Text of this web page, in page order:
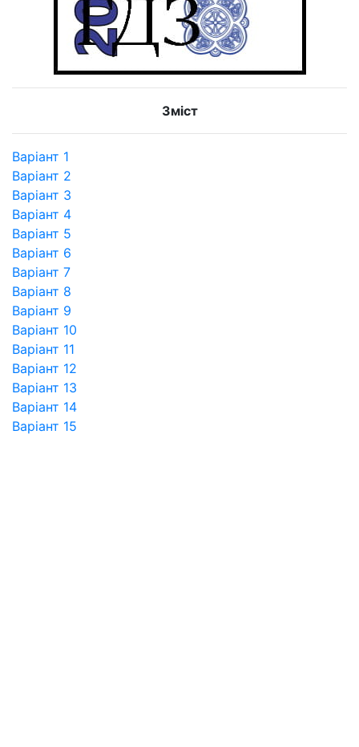
Зміст
Варіант 1
Варіант 2
Варіант 3
Варіант 4
Варіант 5
Варіант 6
Варіант 7
Варіант 8
Варіант 9
Варіант 10
Варіант 11
Варіант 12
Варіант 13
Варіант 14
Варіант 15